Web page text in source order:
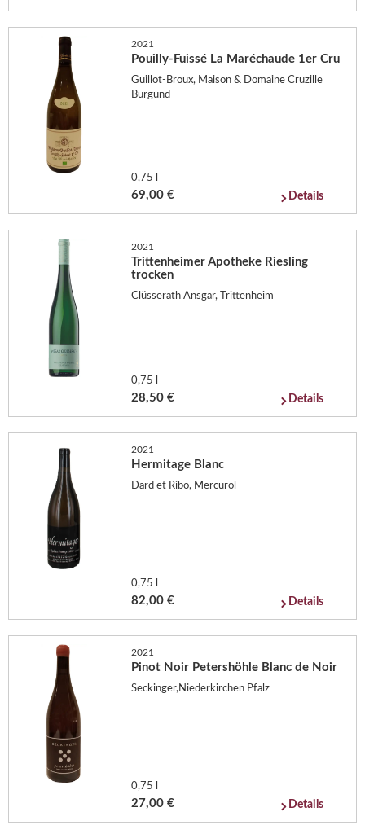
2021
Pouilly-Fuissé La Maréchaude 1er Cru
Guillot-Broux, Maison & Domaine Cruzille
Burgund
0,75 l
69,00 € Details
2021
Trittenheimer Apotheke Riesling
trocken
Clüsserath Ansgar, Trittenheim
0,75 l
28,50 € Details
2021
Hermitage Blanc
Dard et Ribo, Mercurol
0,75 l
82,00 € Details
2021
Pinot Noir Petershöhle Blanc de Noir
Seckinger,Niederkirchen Pfalz
0,75 l
27,00 € Details